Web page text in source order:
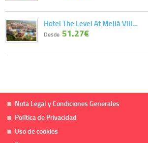
Hotel The Level At Meliá Vill…
Desde 51.27€
Nota Legal y Condiciones Generales
Política de Privacidad
Uso de cookies